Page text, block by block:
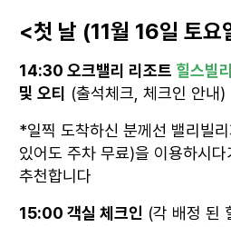
<첫 날 (11월 16일 토요
14:30 오크밸리 리조트 힐스빌
및 오티
(출석체크, 체크인 안내)
*일찍 도착하신 분께선 밸리빌리
있어도 주차 무료)을 이용하시
추천합니다
15:00 객실 체크인 (각 배정 된